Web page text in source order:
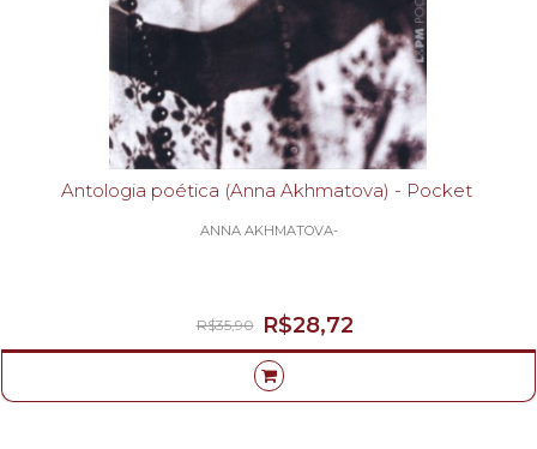
Antologia poética (Anna Akhmatova) - Pocket
ANNA AKHMATOVA-
R$28,72
R$35,90